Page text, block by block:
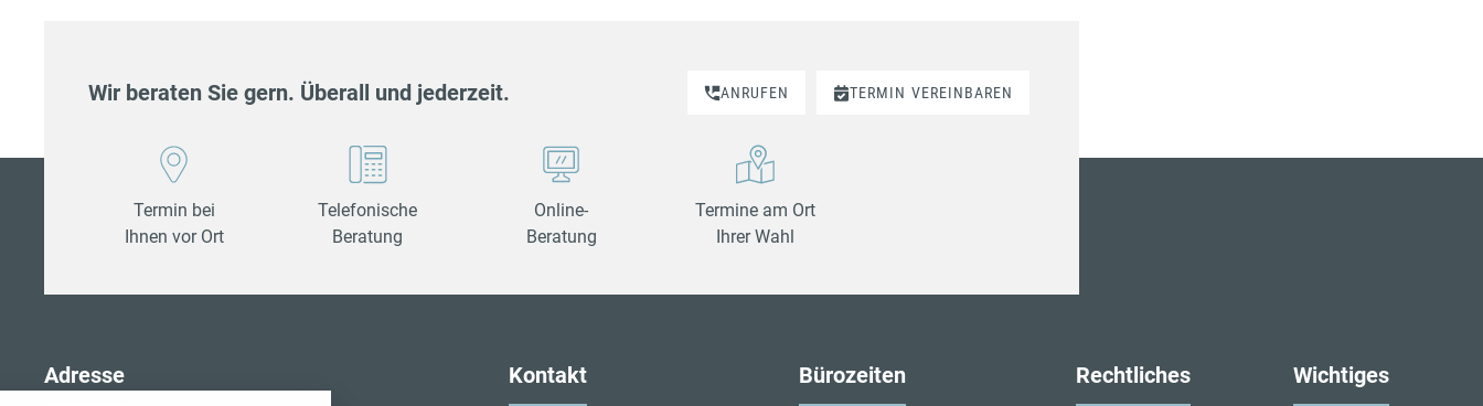
Wir beraten Sie gern. Überall und jederzeit. ANRUFEN TERMIN VEREINBAREN
Termin bei
Ihnen vor Ort
Telefonische
Beratung
Online-
Beratung
Termine am Ort
Ihrer Wahl
Adresse Kontakt Bürozeiten Rechtliches Wichtiges